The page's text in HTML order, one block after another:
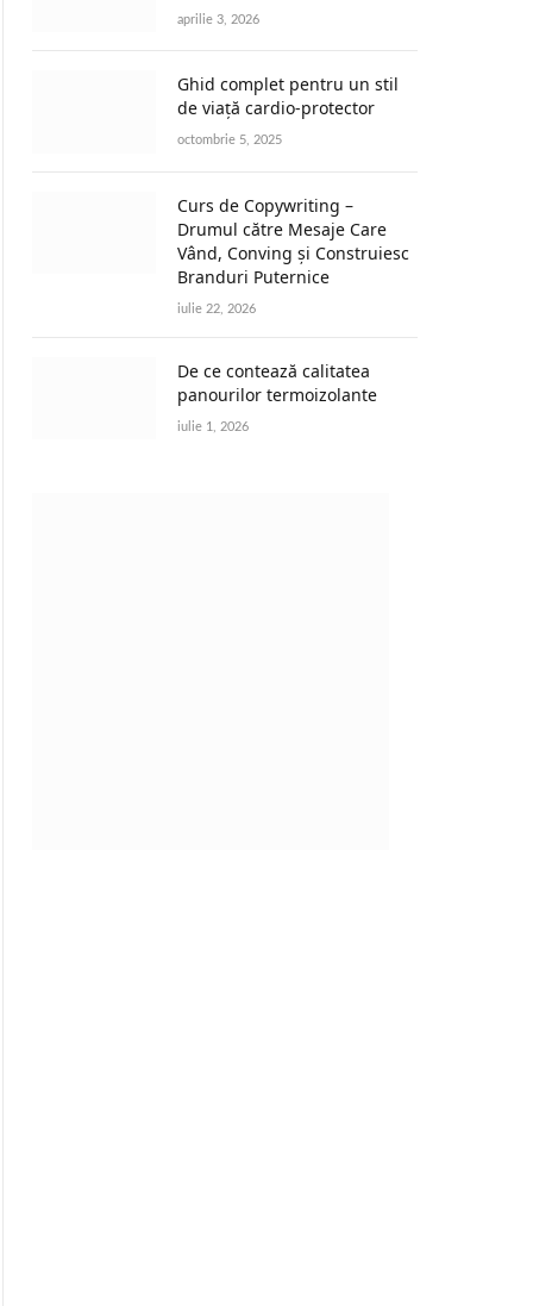
aprilie 3, 2026
Ghid complet pentru un stil
de viață cardio-protector
octombrie 5, 2025
Curs de Copywriting –
Drumul către Mesaje Care
Vând, Conving și Construiesc
Branduri Puternice
iulie 22, 2026
De ce contează calitatea
panourilor termoizolante
iulie 1, 2026